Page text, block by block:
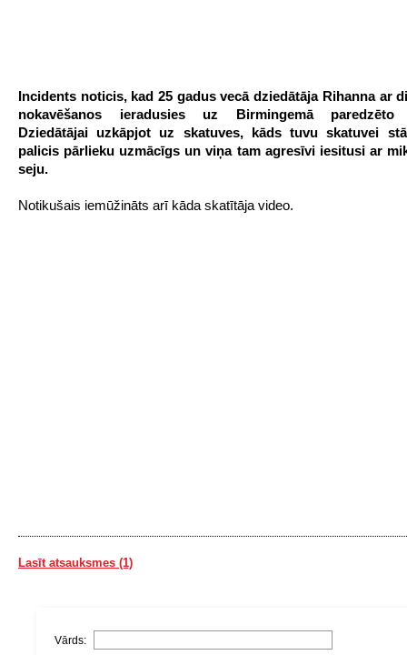
Incidents noticis, kad 25 gadus vecā dziedātāja Rihanna ar
nokavēšanos ieradusies uz Birmingemā paredzēto
Dziedātājai uzkāpjot uz skatuves, kāds tuvu skatuvei
palicis pārlieku uzmācīgs un viņa tam agresīvi iesitusi ar
seju.
Notikušais iemūžināts arī kāda skatītāja video.
Lasīt atsauksmes (1)
Vārds: